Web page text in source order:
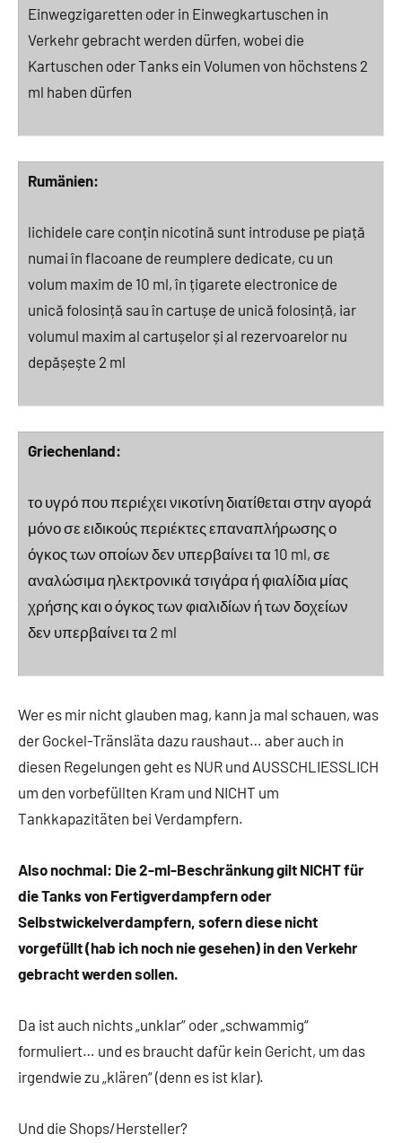
Einwegzigaretten oder in Einwegkartuschen in
Verkehr gebracht werden dürfen, wobei die
Kartuschen oder Tanks ein Volumen von höchstens 2
ml haben dürfen
Rumänien:
lichidele care conțin nicotină sunt introduse pe piață
numai în flacoane de reumplere dedicate, cu un
volum maxim de 10 ml, în țigarete electronice de
unică folosință sau în cartușe de unică folosință, iar
volumul maxim al cartușelor și al rezervoarelor nu
depășește 2 ml
Griechenland:
το υγρό που περιέχει νικοτίνη διατίθεται στην αγορά
μόνο σε ειδικούς περιέκτες επαναπλήρωσης ο
όγκος των οποίων δεν υπερβαίνει τα 10 ml, σε
αναλώσιμα ηλεκτρονικά τσιγάρα ή φιαλίδια μίας
χρήσης και ο όγκος των φιαλιδίων ή των δοχείων
δεν υπερβαίνει τα 2 ml
Wer es mir nicht glauben mag, kann ja mal schauen, was
der Gockel-Tränsläta dazu raushaut… aber auch in
diesen Regelungen geht es NUR und AUSSCHLIESSLICH
um den vorbefüllten Kram und NICHT um
Tankkapazitäten bei Verdampfern.
Also nochmal: Die 2-ml-Beschränkung gilt NICHT für
die Tanks von Fertigverdampfern oder
Selbstwickelverdampfern, sofern diese nicht
vorgefüllt (hab ich noch nie gesehen) in den Verkehr
gebracht werden sollen.
Da ist auch nichts „unklar“ oder „schwammig“
formuliert… und es braucht dafür kein Gericht, um das
irgendwie zu „klären“ (denn es ist klar).
Und die Shops/Hersteller?